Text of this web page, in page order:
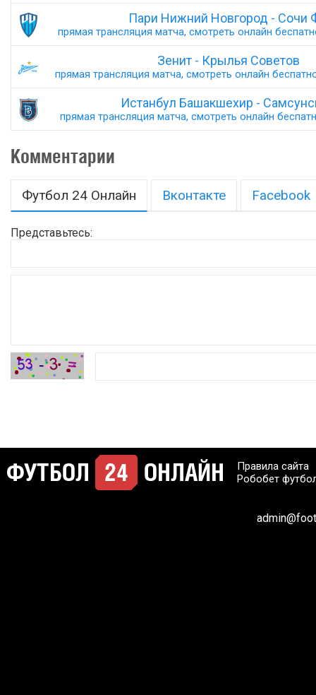
Пари Нижний Новгород - Сочи
прямая трансляция матча, смотреть онлайн
Зенит - Крылья Советов
прямая трансляция матча, смотреть онлайн
Истанбул Башакшехир -
прямая трансляция матча, смотреть онлайн
Комментарии
Футбол 24 Онлайн Вконтакте Facebook
Представьтесь:
Правила сайта
Робобет